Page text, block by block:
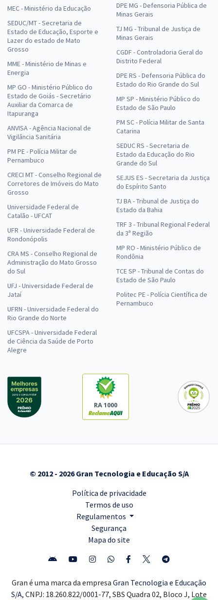
MEC - Ministério da Educação
SEDUC/MT - Secretaria de
Estado de Educação, Esporte e
Lazer do estado de Mato
Grosso
MME - Ministério de Minas e
Energia
MP GO - Ministério Público do
Estado de Goiás - Secretário
Auxiliar da Comarca de
Itapuranga
ANVISA - Agência Nacional de
Vigilância Sanitária
PM PE - Polícia Militar de
Pernambuco
CRECI MT - Conselho Regional de
Corretores de Imóveis do Mato
Grosso
Universidade Federal de
Catalão - UFCAT
UFR - Universidade Federal de
Rondonópolis
CRA MS - Conselho Regional de
Administração do Mato Grosso
do Sul
UFJ - Universidade Federal de
Jataí
UFRN - Universidade Federal do
Rio Grande do Norte
UFCSPA - Universidade Federal
de Ciência da Saúde de Porto
Alegre
DPE MG - Defensoria Pública de
Minas Gerais
TJ MG - Tribunal de Justiça de
Minas Gerais
CGDF - Controladoria Geral do
Distrito Federal
DPE RS - Defensoria Pública do
Estado do Rio Grande do Sul
MP SP - Ministério Público do
Estado de São Paulo
PM SC - Polícia Militar de Santa
Catarina
SEDUC RS - Secretaria de
Estado da Educação do Rio
Grande do Sul
SEJUS ES - Secretaria da Justiça
do Espírito Santo
TJ BA - Tribunal de Justiça do
Estado da Bahia
TRF 3 - Tribunal Regional Federal
da 3ª Região
MP RO - Ministério Público de
Rondônia
TCE SP - Tribunal de Contas do
Estado de São Paulo
Politec PE - Polícia Científica de
Pernambuco
RA 1000
© 2012 - 2026 Gran Tecnologia e Educação S/A
Política de privacidade
Termos de uso
Regulamentos
Segurança
Mapa do site
Gran é uma marca da empresa Gran Tecnologia e Educação
S/A, CNPJ: 18.260.822/0001-77, SBS Quadra 02, Bloco J, Lote